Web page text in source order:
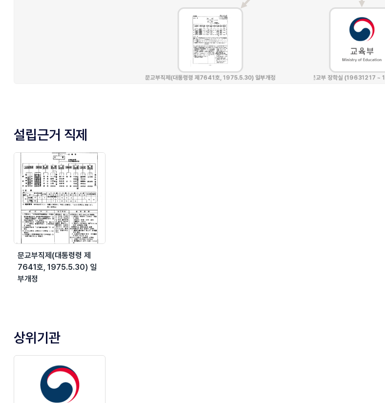
설립근거 직제
문교부직제(대통령령 제
7641호, 1975.5.30) 일
부개정
상위기관